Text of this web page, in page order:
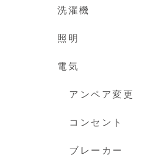
洗濯機
照明
電気
アンペア変更
コンセント
ブレーカー